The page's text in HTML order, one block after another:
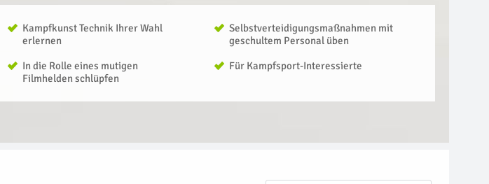
Kampfkunst Technik Ihrer Wahl
erlernen
Selbstverteidigungsmaßnahmen mit
geschultem Personal üben
In die Rolle eines mutigen
Filmhelden schlüpfen
Für Kampfsport-Interessierte